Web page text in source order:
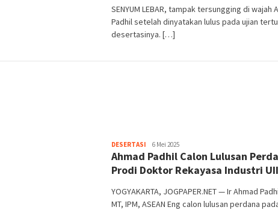
SENYUM LEBAR, tampak tersungging di wajah
Padhil setelah dinyatakan lulus pada ujian
desertasinya. […]
DESERTASI Heri
Purwata
6 Mei 2025
Ahmad Padhil Calon Lulusan
Prodi Doktor Rekayasa Industri UII
YOGYAKARTA, JOGPAPER.NET — Ir Ahmad
MT, IPM, ASEAN Eng calon lulusan perdana